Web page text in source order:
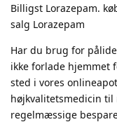
Billigst Lorazepam.
salg Lorazepam
Har du brug for
ikke forlade hjemmet
sted i vores
højkvalitetsmedicin til
regelmæssige